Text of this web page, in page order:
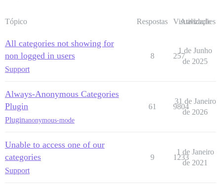
Tópico Respostas Visualizações
Atividade
All categories not showing for
non logged in users
Support
8 257
1 de Junho
de 2025
Always-Anonymous Categories
Plugin
Pluginanonymous-mode
61 9804
31 de Janeiro
de 2026
Unable to access one of our
categories
Support
9 1233
1 de Janeiro
de 2021